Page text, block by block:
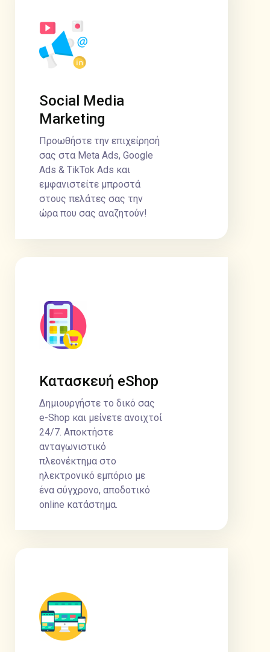
Social Media
Marketing
Προωθήστε την επιχείρησή
σας στα Meta Ads, Google
Ads & TikTok Ads και
εμφανιστείτε μπροστά
στους πελάτες σας την
ώρα που σας αναζητούν!
Κατασκευή eShop
Δημιουργήστε το δικό σας
e-Shop και μείνετε ανοιχτοί
24/7. Αποκτήστε
ανταγωνιστικό
πλεονέκτημα στο
ηλεκτρονικό εμπόριο με
ένα σύγχρονο, αποδοτικό
online κατάστημα.